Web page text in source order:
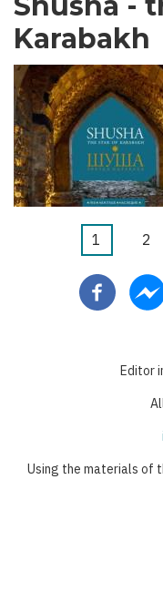
Karabakh
Pagination
Page
1 2
Editor
Using the materials of